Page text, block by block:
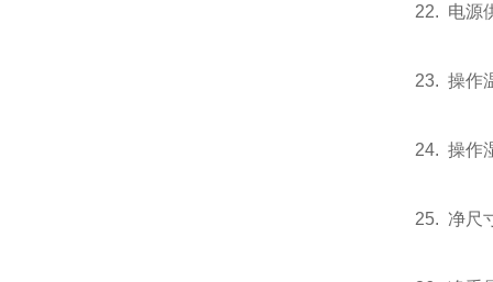
22. 电源
23. 操作
24. 操作
25. 净尺